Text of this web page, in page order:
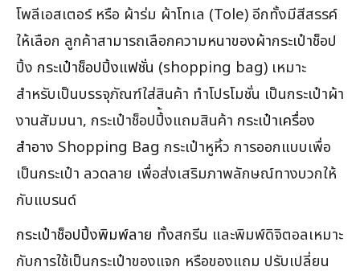
โพลีเอสเตอร์ หรือ ผ้าร่ม ผ้าโทเล (Tole) อีกทั้งมีสีสรรค์
ให้เลือก ลูกค้าสามารถเลือกความหนาของผ้ากระเป๋าช็อป
ปิ้ง กระเป๋าช็อปปิ้งแฟชั่น (shopping bag) เหมาะ
สำหรับเป็นบรรจุภัณฑ์ใส่สินค้า ทำโปรโมชั่น เป็นกระเป๋าผ้า
งานสัมมนา, กระเป๋าช็อปปิ้้งแถมสินค้า กระเป๋าเครื่อง
สำอาง Shopping Bag กระเป๋าหูหิ้ว การออกแบบเพื่อ
เป็นกระเป๋า ลวดลาย เพื่อส่งเสริมภาพลักษณ์ทางบวกให้
กับแบรนด์
กระเป๋าช็อปปิ้งพิมพ์ลาย ทั้งสกรีน และพิมพ์ดิจิตอลเหมาะ
กับการใช้เป็นกระเป๋าของแจก หรือของแถม ปรับเปลี่ยน